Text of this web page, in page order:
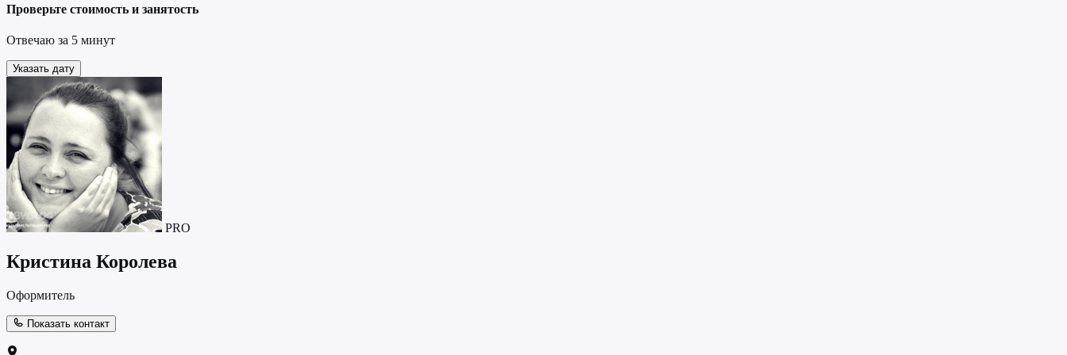
Проверьте стоимость и занятость
Отвечаю за 5 минут
Указать дату
PRO
Кристина Королева
Оформитель
Показать контакт